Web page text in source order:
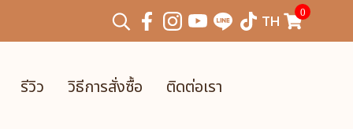
TH 0
รีวิว วิธีการสั่งซื้อ ติดต่อเรา